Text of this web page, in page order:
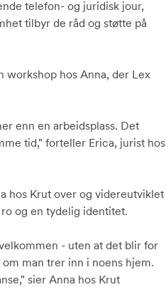
telefon- og juridisk jour,
tilbyr de råd og støtte på
workshop hos Anna, der Lex
enn en arbeidsplass. Det
tid," forteller Erica, jurist hos
hos Krut over og videreutviklet
og en tydelig identitet.
- uten at det blir for
man trer inn i noens hjem.
sier Anna hos Krut